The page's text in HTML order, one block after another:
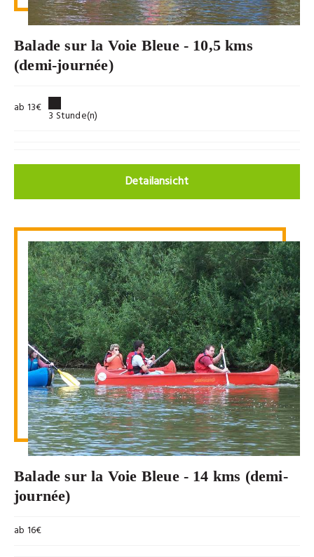
Balade sur la Voie Bleue - 10,5 kms
(demi-journée)
ab 13€ 3 Stunde(n)
Detailansicht
Balade sur la Voie Bleue - 14 kms (demi-
journée)
ab 16€